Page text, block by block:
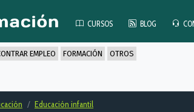
CURSOS BLOG
EMPLEO FORMACIÓN OTROS
Educación infantil